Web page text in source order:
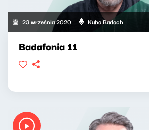
23 września 2020 Kuba Badach
Badafonia 11